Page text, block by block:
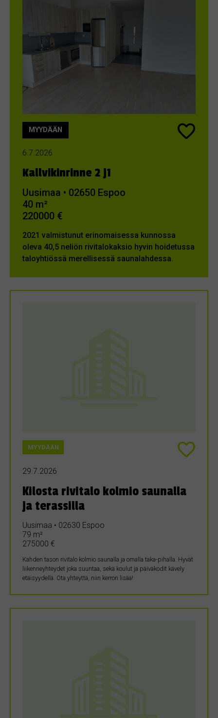
MYYDÄÄN
6.7.2026
Kallvikinrinne 2 j1
Uusimaa • 02650 Espoo
40 m²
220000 €
2021 valmistunut erinomaisessa kunnossa
oleva 40,5 neliön rivitalokaksio hyvin hoidetussa
taloyhtiössä merellisessä saunalahdessa.
MYYDÄÄN
29.7.2026
Kilosta rivitalo kolmio saunalla
ja terassilla
Uusimaa • 02630 Espoo
79 m²
275000 €
Kahden tason rivitalo kolmio saunalla ja omalla taka-pihalla. Hyvät
liikenneyhteydet joka suuntaa, sekä koulut ja päiväkodit kävely
etäisyydellä. Ota yhteyttä, niin kerron lisää!